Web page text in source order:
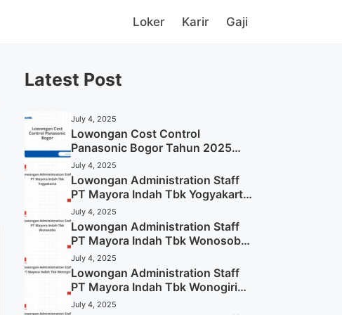
Loker Karir Gaji
Latest Post
July 4, 2025
Lowongan Cost Control
Panasonic Bogor Tahun 2025
(Lamar Sekarang)
July 4, 2025
Lowongan Administration Staff
PT Mayora Indah Tbk Yogyakarta
Tahun 2025
July 4, 2025
Lowongan Administration Staff
PT Mayora Indah Tbk Wonosobo
Tahun 2025 (Lamar Sekarang)
July 4, 2025
Lowongan Administration Staff
PT Mayora Indah Tbk Wonogiri
Tahun 2025 (Apply Now)
July 4, 2025